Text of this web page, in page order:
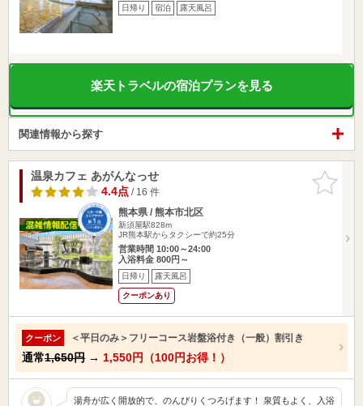
日帰り 宿泊 露天風呂
楽天トラベルの宿泊プランを見る
関連情報から探す
お気に入
りに追加
温泉カフェ あがんなっせ
4.4点/ 16 件
熊本県 / 熊本市北区
新須屋駅828m
JR熊本駅からタクシーで約25分
営業時間 10:00～24:00
入浴料金 800円～
日帰り 露天風呂
クーポンあり
クーポン ＜平日のみ＞フリーコース岩盤浴付き（一般）割引き
通常1,650円 → 1,550円（100円お得！）
湯舟が広く開放的で、のんびりくつろげます！ 泉質もよく、入浴